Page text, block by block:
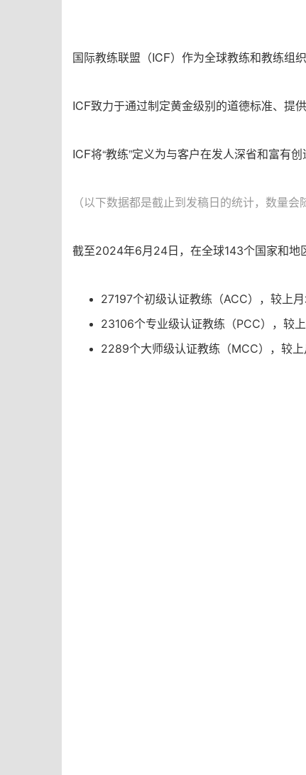
国际教练联盟（ICF）作为全球教练和教练组
ICF致力于通过制定黄金级别的道德标准、提
ICF将“教练”定义为与客户在发人深省和富有
（以下数据都是截止到发稿日的统计，数量会
截至2024年6月24日，在全球143个国家和地
27197个初级认证教练（ACC），较上月
23106个专业级认证教练（PCC）， 较
2289个大师级认证教练（MCC）， 较上